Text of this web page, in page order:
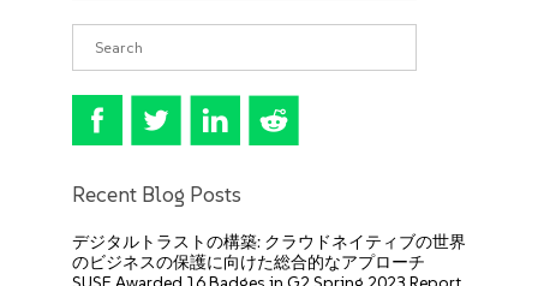
Recent Blog Posts
デジタルトラストの構築: クラウドネイティブの世界
のビジネスの保護に向けた総合的なアプローチ